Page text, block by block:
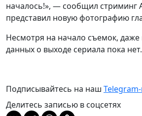
началось!», — сообщил стриминг
представил новую фотографию
Несмотря на начало съемок,
данных о выходе сериала пока нет.
Подписывайтесь на наш
Делитесь записью в соцсетях